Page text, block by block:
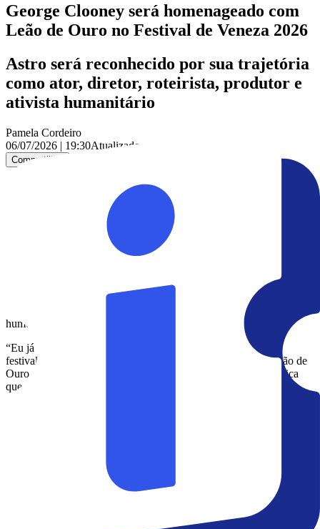
George Clooney será homenageado com
Leão de Ouro no Festival de Veneza 2026
Astro será reconhecido por sua trajetória
como ator, diretor, roteirista, produtor e
ativista humanitário
Pamela Cordeiro
06/07/2026 | 19:30Atualizado em:
Compartilhar
Nesta segunda-feira (6), a revista The Hollywood Reporter revelou
que George Clooney será homenageado com o Leão de Ouro
durante o Festival Internacional de Cinema de Veneza 2026, que
acontece entre os dias 2 e 12 de setembro.
A premiação pretende reconhecer a trajetória de um dos nomes mais
reúne trabalhos de destaque como ator, diretor, roteirista e produtor,
tanto para o cinema quanto para a televisão.
Em comunicado oficial, Clooney celebrou a homenagem com bom
humor:
“Eu já tive tantos momentos extraordinários em Veneza. Esse
festival é, sem sombra de dúvida, meu favorito, e ganhar o Leão de
Ouro é uma honraria tremenda. Também provavelmente significa
que eu estou velho, mas vou aceitar”, brincou.
ambiciosos e causas humanitárias.
Faça parte do canal do Whatsapp da Ingresso.com e fique por
dentro de promoções e das últimas notícias sobre o universo do